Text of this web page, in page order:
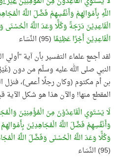
اللَّهِ بِأَمْوَالِهِمْ وَأَنْفُسِهِمْ فَضَّلَ اللَّهُ
الْقَاعِدِيْنَ دَرَجَةً وَكُلًّا وَعَدَ اللَّهُ
الْقَاعِدِيْنَ أَجْرًا عَظِيْمًا (95) النِّسَاء
لقد أجمع علماء التفسير بأن آية
النبي صلى الله عليه وسلّم من دون
بن أم مكتوم (وكان رجلًا أعمى)، فنزل
المقطع منها! والآن هذا هو شكل الآية
لَا يَسْتَوِي الْقَاعِدُوْنَ مِنَ الْمُؤْمِنِيْنَ
وَأَنْفُسِهِمْ فَضَّلَ اللَّهُ الْمُجَاهِدِيْنَ
وَكُلًّا وَعَدَ اللَّهُ الْحُسْنَى وَفَضَّلَ اللَّهُ
(95) النِّسَاء